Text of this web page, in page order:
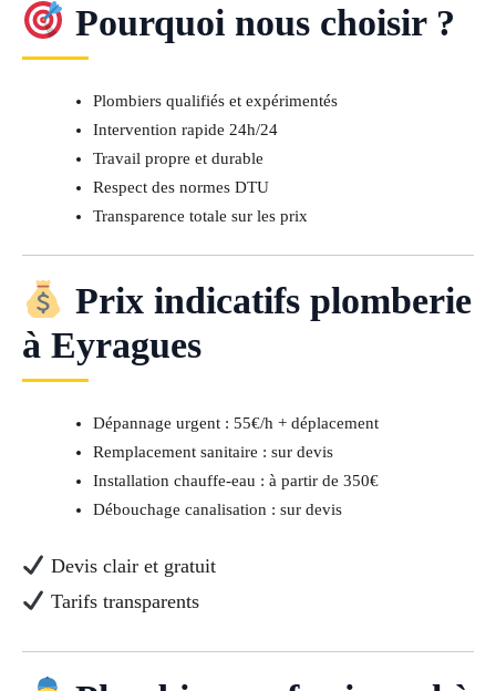
Pourquoi nous choisir ?
Plombiers qualifiés et expérimentés
Intervention rapide 24h/24
Travail propre et durable
Respect des normes DTU
Transparence totale sur les prix
Prix indicatifs plomberie
à Eyragues
Dépannage urgent : 55€/h + déplacement
Remplacement sanitaire : sur devis
Installation chauffe-eau : à partir de 350€
Débouchage canalisation : sur devis
Devis clair et gratuit
Tarifs transparents